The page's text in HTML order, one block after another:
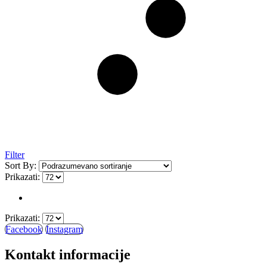
Filter
Sort By:
Prikazati:
Prikazati:
Facebook Instagram
Kontakt informacije